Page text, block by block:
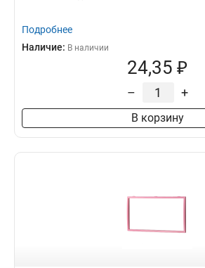
Подробнее
Наличие: В наличии
24,35 ₽
– +
В корзину